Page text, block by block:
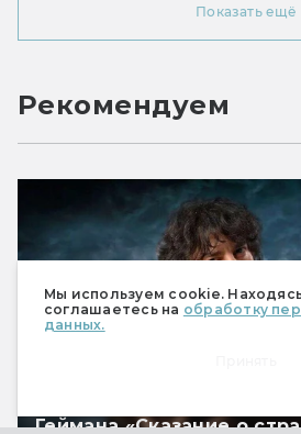
Мы используем cookie.
соглашаетесь на обработку
данных.
Показать ещё
Рекомендуем
Геймана «Сказание о